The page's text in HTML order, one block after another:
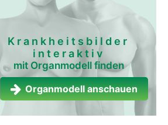
Krankheitsbilder
interaktiv
mit Organmodell finden
Organmodell anschauen